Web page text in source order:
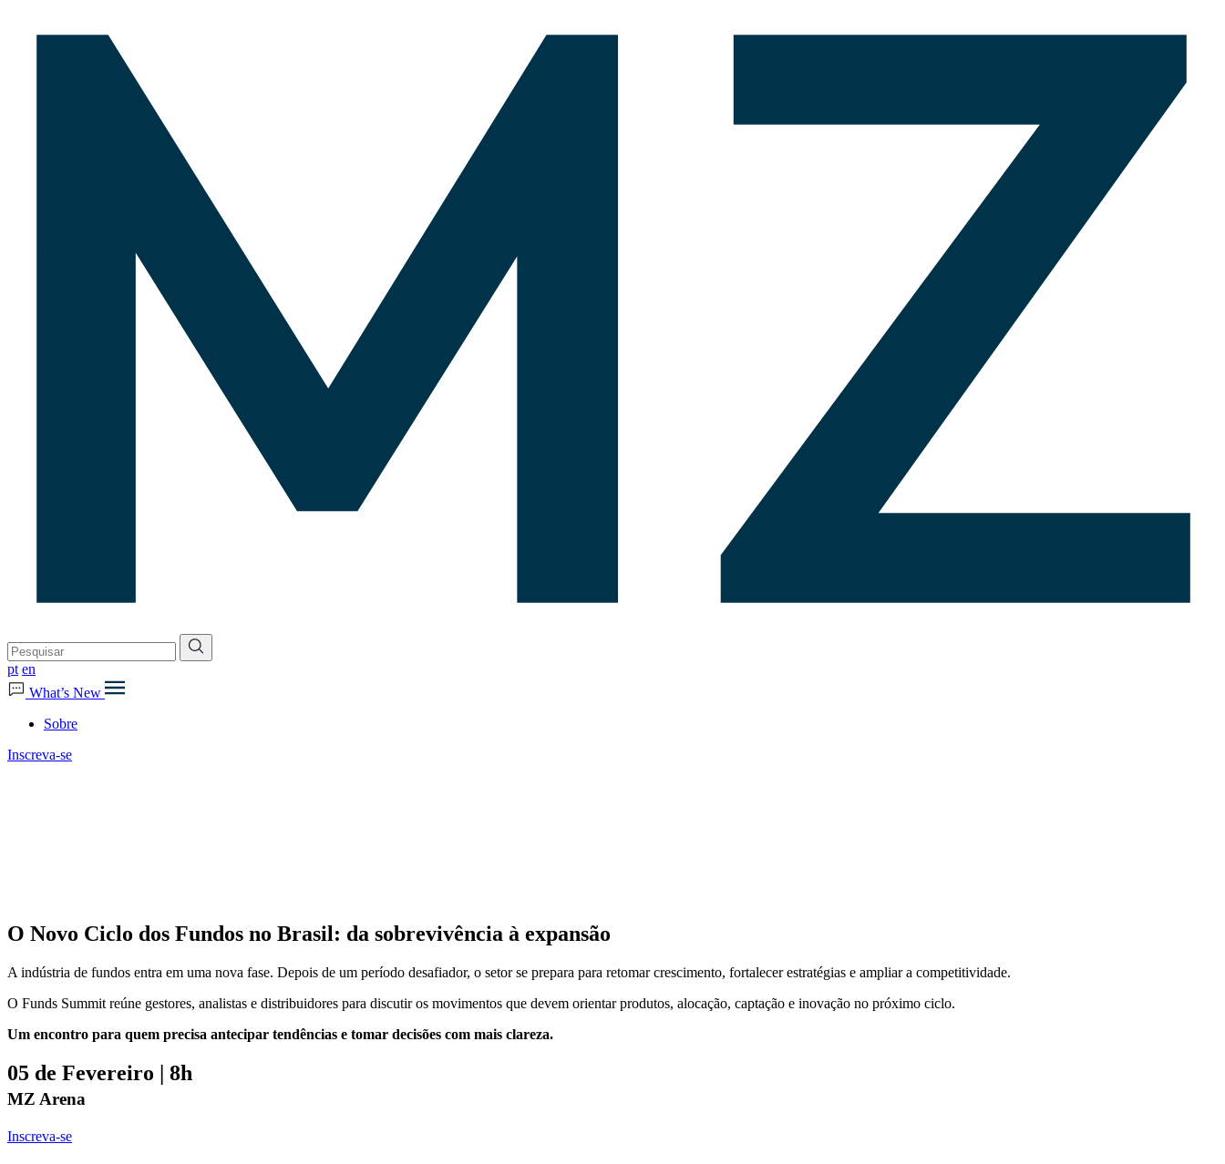
pt en
What’s New
Sobre
Inscreva-se
O Novo Ciclo dos Fundos no Brasil: da sobrevivência à expansão
A indústria de fundos entra em uma nova fase. Depois de um período desafiador, o setor se prepara para retomar crescimento, fortalecer estratégias e ampliar a competitividade.
O Funds Summit reúne gestores, analistas e distribuidores para discutir os movimentos que devem orientar produtos, alocação, captação e inovação no próximo ciclo.
Um encontro para quem precisa antecipar tendências e tomar decisões com mais clareza.
05 de Fevereiro | 8h
MZ Arena
Inscreva-se